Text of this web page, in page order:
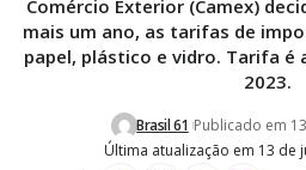
Comércio Exterior (Camex)
mais um ano, as tarifas de
papel, plástico e vidro. Tarifa é
2023.
Última atualização em 13 de
Brasil 61 Publicado em